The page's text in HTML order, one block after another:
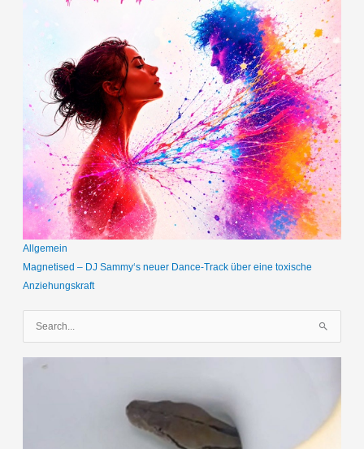
Allgemein
Magnetised – DJ Sammy‘s neuer Dance-Track über eine toxische
Anziehungskraft
c